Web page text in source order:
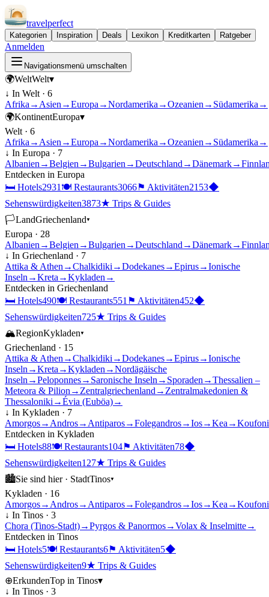
travelperfect
Kategorien Inspiration Deals Lexikon Kreditkarten Ratgeber
Anmelden
Navigationsmenü umschalten
🌍WeltWelt▾
↓ In Welt · 6
Afrika → Asien →Europa →Nordamerika →Ozeanien → Südamerika →
🌍KontinentEuropa▾
Welt · 6
Afrika → Asien →Europa →Nordamerika →Ozeanien → Südamerika →
↓ In Europa · 7
Albanien →Belgien →Bulgarien →Deutschland →Dänemark→
Entdecken in Europa
🛏 Hotels2931 🍽 Restaurants3066⚑ Aktivitäten2153◆
Sehenswürdigkeiten3873★ Trips & Guides
🏳LandGriechenland▾
Europa · 28
Albanien →Belgien →Bulgarien →Deutschland →Dänemark→
↓ In Griechenland · 7
Attika & Athen →Chalkidiki →Dodekanes→Epirus→Ionische
Inseln →Kreta →Kykladen →
Entdecken in Griechenland
🛏 Hotels490🍽 Restaurants551 ⚑ Aktivitäten452◆
Sehenswürdigkeiten725★ Trips & Guides
🏔RegionKykladen▾
Griechenland · 15
Attika & Athen →Chalkidiki →Dodekanes→Epirus→Ionische
Inseln →Kreta →Kykladen →Nordägäische
Inseln →Peloponnes→ Saronische Inseln → Sporaden →Thessalien –
Meteora & Pilion → Zentralgriechenland → Zentralmakedonien &
Thessaloniki →Évia (Euböa)→
↓ In Kykladen · 7
Amorgos→ Andros→ Antiparos→Folegandros→Ios→Kea →
Entdecken in Kykladen
🛏 Hotels88🍽 Restaurants104⚑ Aktivitäten78◆
Sehenswürdigkeiten127★ Trips & Guides
🏙Sie sind hier · StadtTinos▾
Kykladen · 16
Amorgos→ Andros→ Antiparos→Folegandros→Ios→Kea →
↓ In Tinos · 3
Chora (Tinos-Stadt)→Pyrgos & Panormos→Volax & Inselmitte→
Entdecken in Tinos
🛏 Hotels5🍽 Restaurants6⚑ Aktivitäten5◆
Sehenswürdigkeiten9★ Trips & Guides
⊕ErkundenTop in Tinos▾
↓ In Tinos · 3